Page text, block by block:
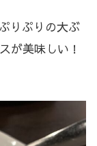
りぷりの大ぶ
が美味しい！